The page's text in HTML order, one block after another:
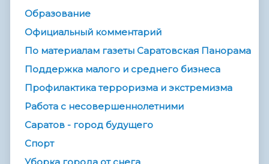
Образование
Официальный комментарий
По материалам газеты Саратовская Панорама
Поддержка малого и среднего бизнеса
Профилактика терроризма и экстремизма
Работа с несовершеннолетними
Саратов - город будущего
Спорт